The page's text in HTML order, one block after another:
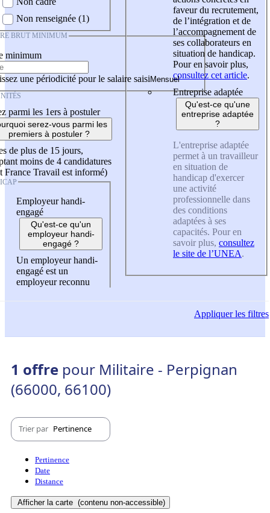
Non renseignée (1)
BRUT MINIMUM
minimum
une périodicité pour le salaire saisi
parmi les 1ers à postuler
serez-vous parmi les
premiers à postuler ?
de plus de 15 jours,
moins de 4 candidatures
France Travail est informé)
Employeur handi-
engagé
Qu'est-ce qu'un
employeur handi-
engagé ?
Un employeur handi-
engagé est un
employeur reconnu
faveur du recrutement,
de l’intégration et de
l’accompagnement de
ses collaborateurs en
situation de handicap.
Pour en savoir plus,
consultez cet article.
Entreprise adaptée
Qu'est-ce qu'une
entreprise adaptée
?
L'entreprise adaptée
permet à un travailleur
en situation de
handicap d'exercer
une activité
professionnelle dans
des conditions
adaptées à ses
capacités. Pour en
savoir plus, consultez
le site de l’UNEA.
Appliquerles filtres
1 offre pour Militaire - Perpignan
(66000, 66100)
Trier par Pertinence
Pertinence
Date
Distance
Afficher la carte (contenu non-accessible)